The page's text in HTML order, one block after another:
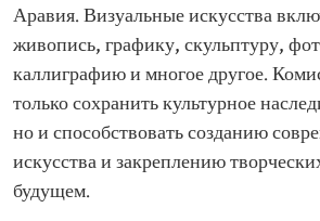
Аравия. Визуальные искусства
живопись, графику, скульптуру,
каллиграфию и многое другое.
только сохранить культурное
но и способствовать созданию
искусства и закреплению
будущем.